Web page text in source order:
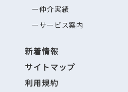
仲介実績
サービス案内
新着情報
サイトマップ
利用規約